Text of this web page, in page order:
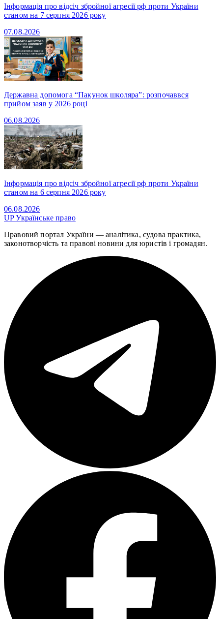
Інформація про відсіч збройної агресії рф проти України
станом на 7 серпня 2026 року
07.08.2026
Державна допомога “Пакунок школяра”: розпочаввся
прийом заяв у 2026 році
06.08.2026
Інформація про відсіч збройної агресії рф проти України
станом на 6 серпня 2026 року
06.08.2026
UPУкраїнське право
Правовий портал України — аналітика, судова практика,
законотворчість та правові новини для юристів і громадян.